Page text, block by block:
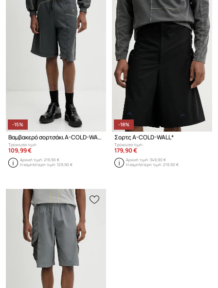
-15%
Βαμβακερό σορτσάκι A-COLD-WALL*
Τρέχουσα τιμή:
109,99 €
Αρχική τιμή:219,90 €
Η χαμηλότερη τιμή:129,90 €
-18%
Σορτς A-COLD-WALL*
Τρέχουσα τιμή:
179,90 €
Αρχική τιμή:349,90 €
Η χαμηλότερη τιμή:219,90 €